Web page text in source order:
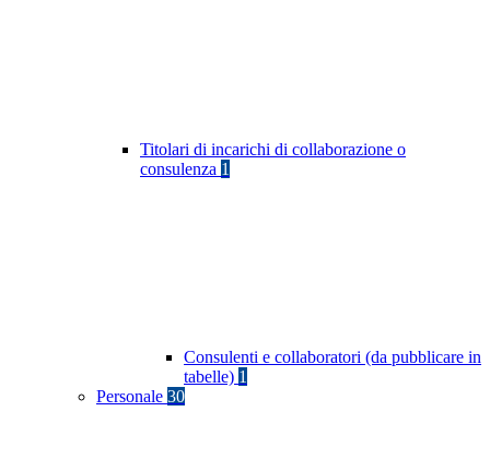
Titolari di incarichi di collaborazione o
consulenza 1
Consulenti e collaboratori (da pubblicare in
tabelle) 1
Personale 30